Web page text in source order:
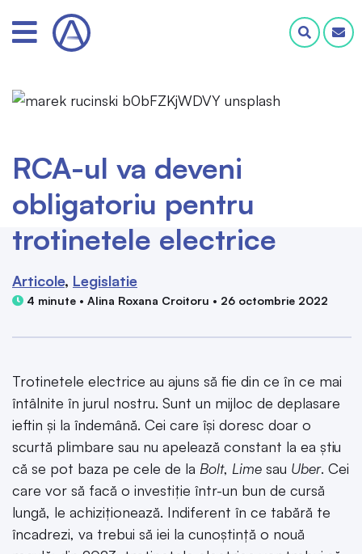
RCA-ul va deveni
obligatoriu pentru
trotinetele electrice
Articole Legislatie
4 minute • Alina Roxana Croitoru • 26 octombrie 2022
Trotinetele electrice au ajuns să fie din ce în ce mai
întâlnite în jurul nostru. Sunt un mijloc de deplasare
ieftin și la îndemână. Cei care își doresc doar o
scurtă plimbare sau nu apelează constant la ea știu
că se pot baza pe cele de la Bolt, Lime sau Uber. Cei
care vor să facă o investiție într-un bun de cursă
lungă, le achiziționează. Indiferent în ce tabără te
încadrezi, va trebui să iei la cunoștință o nouă